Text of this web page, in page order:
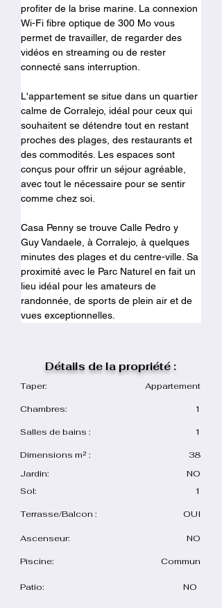
profiter de la brise marine. La connexion
Wi-Fi fibre optique de 300 Mo vous
permet de travailler, de regarder des
vidéos en streaming ou de rester
connecté sans interruption.
L'appartement se situe dans un quartier
calme de Corralejo, idéal pour ceux qui
souhaitent se détendre tout en restant
proches des plages, des restaurants et
des commodités. Les espaces sont
conçus pour offrir un séjour agréable,
avec tout le nécessaire pour se sentir
comme chez soi.
Casa Penny se trouve Calle Pedro y
Guy Vandaele, à Corralejo, à quelques
minutes des plages et du centre-ville. Sa
proximité avec le Parc Naturel en fait un
lieu idéal pour les amateurs de
randonnée, de sports de plein air et de
vues exceptionnelles.
Détails de la propriété :
Taper: Appartement
Chambres: 1
Salles de bains : 1
Dimensions m² :
38
Jardin:
NO
Sol:
1
Terrasse/Balcon : OUI
Ascenseur: NO
Piscine: Commun
Patio: NO